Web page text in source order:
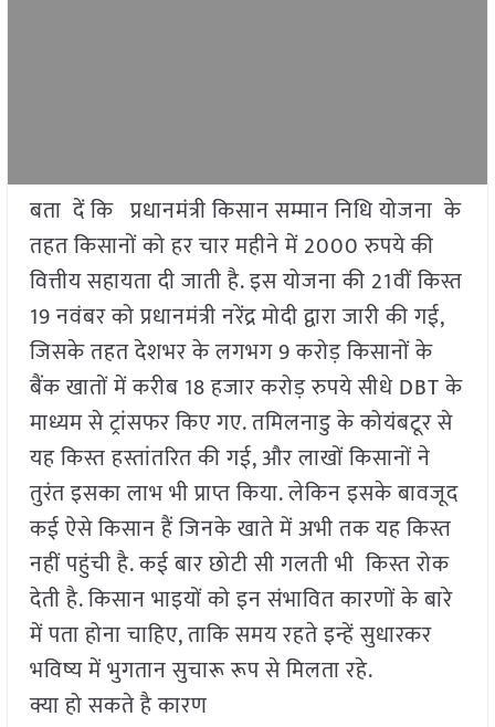
बता दें कि प्रधानमंत्री किसान सम्मान निधि योजना के
तहत किसानों को हर चार महीने में 2000 रुपये की
वित्तीय सहायता दी जाती है. इस योजना की 21वीं किस्त
19 नवंबर को प्रधानमंत्री नरेंद्र मोदी द्वारा जारी की गई,
जिसके तहत देशभर के लगभग 9 करोड़ किसानों के
बैंक खातों में करीब 18 हजार करोड़ रुपये सीधे DBT के
माध्यम से ट्रांसफर किए गए. तमिलनाडु के कोयंबटूर से
यह किस्त हस्तांतरित की गई, और लाखों किसानों ने
तुरंत इसका लाभ भी प्राप्त किया. लेकिन इसके बावजूद
कई ऐसे किसान हैं जिनके खाते में अभी तक यह किस्त
नहीं पहुंची है. कई बार छोटी सी गलती भी किस्त रोक
देती है. किसान भाइयों को इन संभावित कारणों के बारे
में पता होना चाहिए, ताकि समय रहते इन्हें सुधारकर
भविष्य में भुगतान सुचारू रूप से मिलता रहे.
क्या हो सकते है कारण